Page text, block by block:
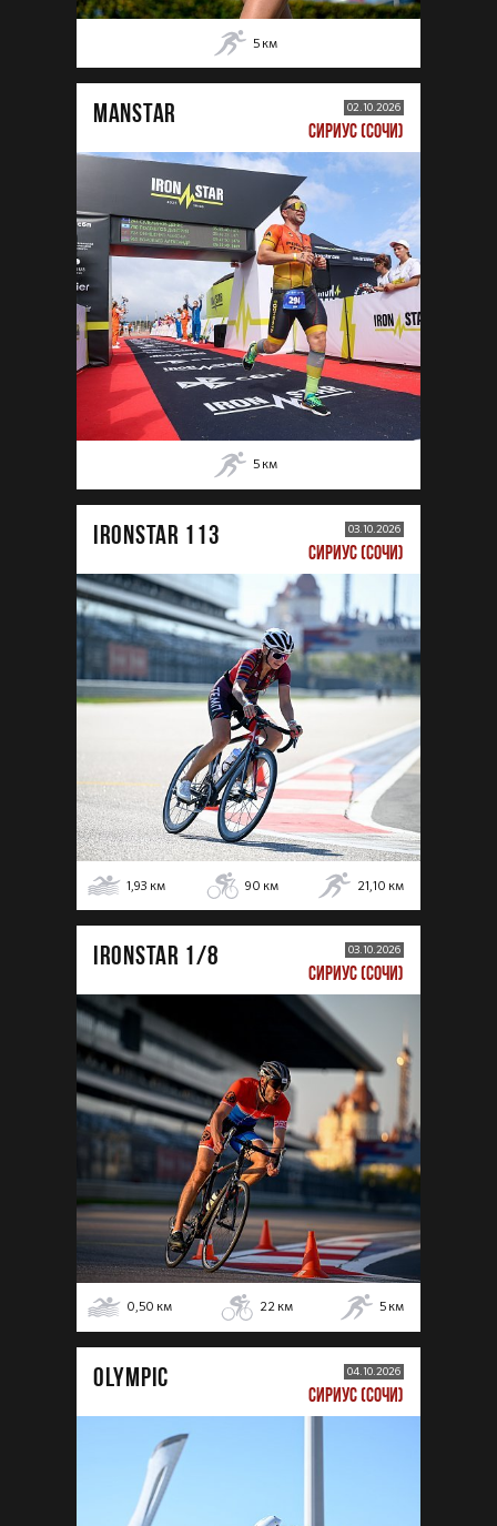
5 км
MANSTAR 02.10.2026
СИРИУС (СОЧИ)
5 км
IRONSTAR 113 03.10.2026
СИРИУС (СОЧИ)
1,93 км 90 км 21,10 км
IRONSTAR 1/8 03.10.2026
СИРИУС (СОЧИ)
0,50 км 22 км 5 км
OLYMPIC 04.10.2026
СИРИУС (СОЧИ)